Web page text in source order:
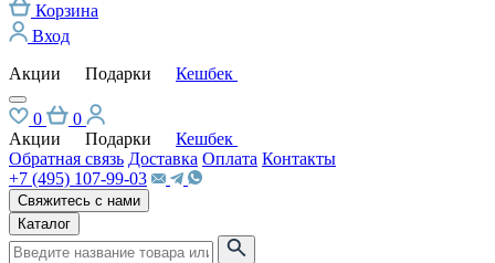
Корзина
Вход
Акции
Подарки Кешбек
0
0
Акции
Подарки
Кешбек
Обратная связь Доставка Оплата Контакты
+7 (495) 107-99-03
Свяжитесь с нами
Каталог